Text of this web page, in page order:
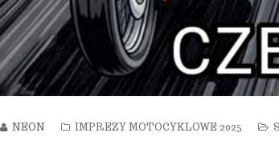
NEON IMPREZY MOTOCYKLOWE 2025